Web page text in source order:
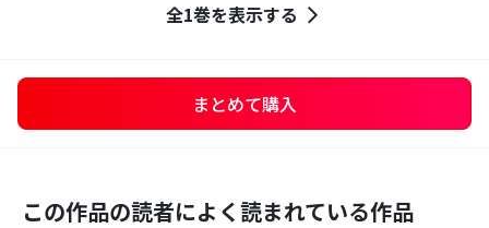
全1巻を表示する
まとめて購入
この作品の読者によく読まれている作品